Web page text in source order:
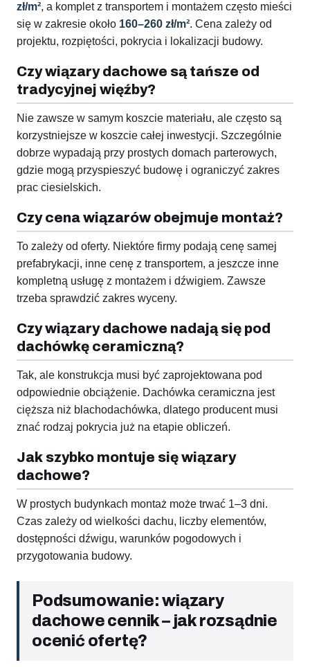
zł/m², a komplet z transportem i montażem często mieści
się w zakresie około 160–260 zł/m². Cena zależy od
projektu, rozpiętości, pokrycia i lokalizacji budowy.
Czy wiązary dachowe są tańsze od
tradycyjnej więźby?
Nie zawsze w samym koszcie materiału, ale często są
korzystniejsze w koszcie całej inwestycji. Szczególnie
dobrze wypadają przy prostych domach parterowych,
gdzie mogą przyspieszyć budowę i ograniczyć zakres
prac ciesielskich.
Czy cena wiązarów obejmuje montaż?
To zależy od oferty. Niektóre firmy podają cenę samej
prefabrykacji, inne cenę z transportem, a jeszcze inne
kompletną usługę z montażem i dźwigiem. Zawsze
trzeba sprawdzić zakres wyceny.
Czy wiązary dachowe nadają się pod
dachówkę ceramiczną?
Tak, ale konstrukcja musi być zaprojektowana pod
odpowiednie obciążenie. Dachówka ceramiczna jest
cięższa niż blachodachówka, dlatego producent musi
znać rodzaj pokrycia już na etapie obliczeń.
Jak szybko montuje się wiązary
dachowe?
W prostych budynkach montaż może trwać 1–3 dni.
Czas zależy od wielkości dachu, liczby elementów,
dostępności dźwigu, warunków pogodowych i
przygotowania budowy.
Podsumowanie: wiązary
dachowe cennik – jak rozsądnie
ocenić ofertę?